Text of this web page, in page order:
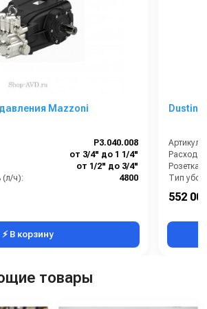
Mazzoni
P3.040.008
от 3/4" до 1 1/4"
от 1/2" до 3/4"
(л/ч):
4800
⚡ В корзину
Dustin
Артикул:
Расход
Тип
552
товары